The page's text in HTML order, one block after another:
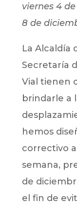
viernes 4
8 de
La Alcaldía
Secretaría
Vial tienen
brindarle a
hemos
correctivo
semana,
de
el fin de